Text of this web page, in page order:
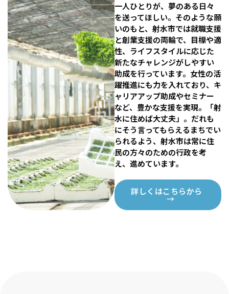
一人ひとりが、夢のある日々
を送ってほしい。そのような願
いのもと、射水市では就職支援
と創業支援の両輪で、目標や適
性、ライフスタイルに応じた
新たなチャレンジがしやすい
助成を行っています。女性の活
躍推進にも力を入れており、キ
ャリアアップ助成やセミナー
など、豊かな支援を実現。「射
水に住めば大丈夫」。だれも
にそう言ってもらえるまちでい
られるよう、射水市は常に住
民の方々のための行政を考
え、進めています。
詳しくはこちらから
→